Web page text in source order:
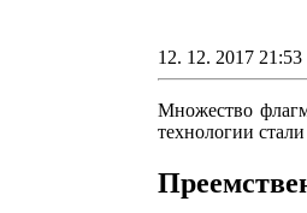
12. 12. 2017 21:53
Множество
технологии